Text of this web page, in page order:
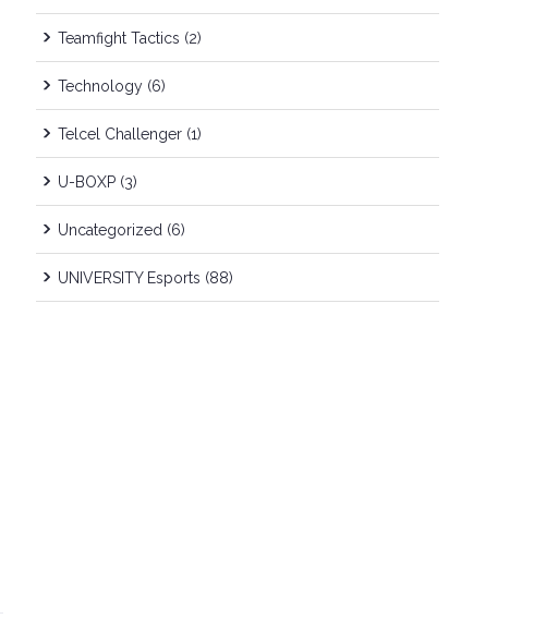
Teamfight Tactics (2)
Technology (6)
Telcel Challenger (1)
U-BOXP (3)
Uncategorized (6)
UNIVERSITY Esports (88)